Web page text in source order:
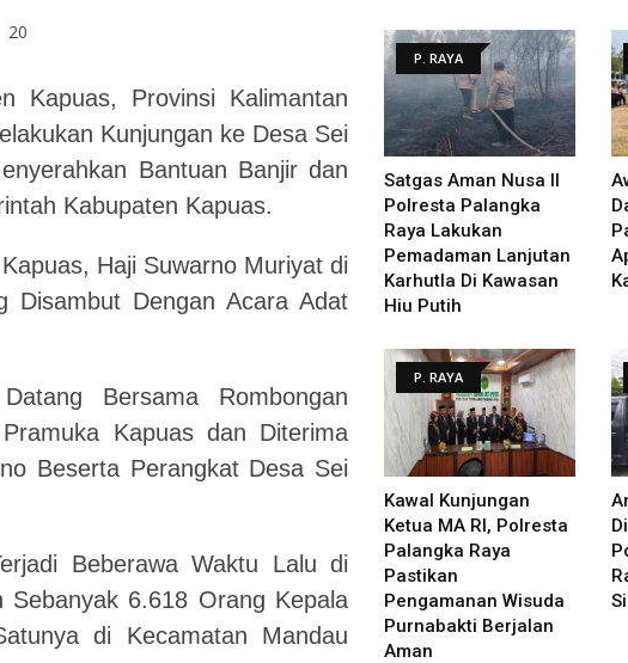
20
Kapuas, Provinsi Kalimantan
Kunjungan ke Desa Sei
Bantuan Banjir dan
Kabupaten Kapuas.
Haji Suwarno Muriyat di
Disambut Dengan Acara Adat
Bersama Rombongan
Kapuas dan Diterima
Beserta Perangkat Desa Sei
Beberawa Waktu Lalu di
Sebanyak 6.618 Orang Kepala
di Kecamatan Mandau
P. RAYA
Satgas Aman Nusa II
Polresta Palangka
Raya Lakukan
Pemadaman Lanjutan
Karhutla Di Kawasan
Hiu Putih
P. RAYA
Kawal Kunjungan
Ketua MA RI, Polresta
Palangka Raya
Pastikan
Pengamanan Wisuda
Purnabakti Berjalan
Aman